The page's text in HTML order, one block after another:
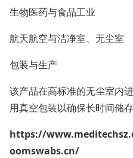
生物医药与食品工业
航天航空与洁净室、无尘室
包装与生产
该产品在高标准的无尘室内
用真空包装以确保长时间储存
https://
oomswabs.cn/